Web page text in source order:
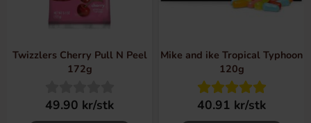
Twizzlers Cherry Pull N Peel
172g
49.90 kr/stk
Mike and ike Tropical Typhoon
120g
40.91 kr/stk